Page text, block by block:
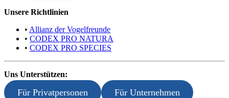
Unsere Richtlinien
• Allianz der Vogelfreunde
• CODEX PRO NATURA
• CODEX PRO SPECIES
Uns Unterstützen:
Für Privatpersonen Für Unternehmen